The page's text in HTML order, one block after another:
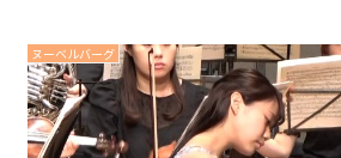
ヌーベルバーグ